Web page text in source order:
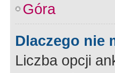
Góra
Dlaczego nie
Liczba opcji